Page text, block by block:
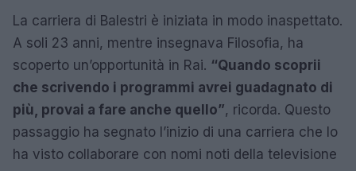
La carriera di Balestri è iniziata in modo inaspettato.
A soli 23 anni, mentre insegnava Filosofia, ha
scoperto un’opportunità in Rai. “Quando scoprii
che scrivendo i programmi avrei guadagnato di
più, provai a fare anche quello”, ricorda. Questo
passaggio ha segnato l’inizio di una carriera che lo
ha visto collaborare con nomi noti della televisione